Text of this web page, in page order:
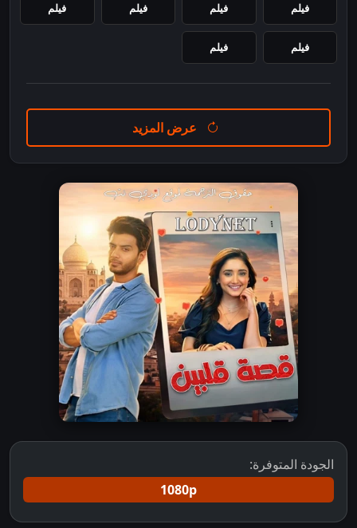
فيلم فيلم فيلم فيلم
فيلم فيلم
عرض المزيد
الجودة المتوفرة:
1080p